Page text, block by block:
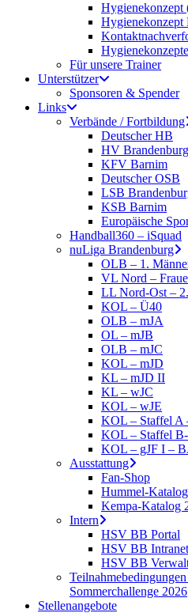
Hygienekonzept
Hygienekonzept
Für unsere Trainer
Unterstützer
Sponsoren & Spender
Links
Verbände / Fortbildung
Deutscher HB
HV Brandenburg
KFV Barnim
Deutscher OSB
LSB
KSB Barnim
Europäische
Handball360 – iSquad
nuLiga Brandenburg
OLB – 1.
VL Nord –
LL Nord-Ost –
KOL – Ü40
OLB – mJA
OL – mJB
OLB – mJC
KOL – mJD
KL – mJD II
KL – wJC
KOL – wJE
KOL – Staffel A
KOL – Staffel
KOL – gJF I –
Ausstattung
Fan-Shop
Hummel-
Kempa-Katalog
Intern
HSV BB Portal
HSV BB Intranet
HSV BB
Sommerchallenge 2026
Stellenangebote